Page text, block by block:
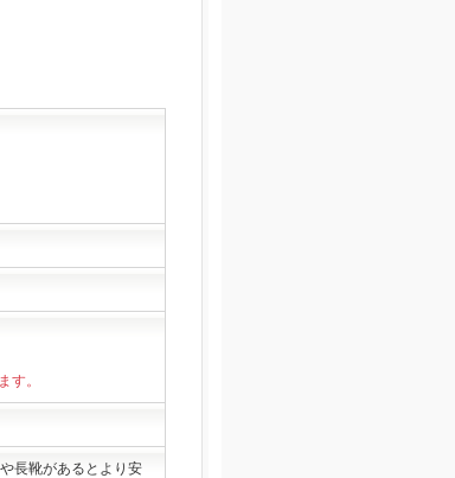
す。
長靴があるとより安